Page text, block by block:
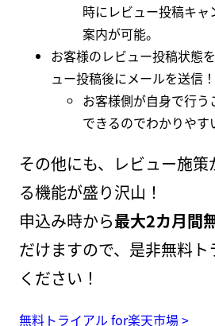
時にレビュー投稿キ
案内が可能。
お客様のレビュー投稿状態
ュー投稿後にメールを送信！
お客様側が自身で行
できるのでわかりやす
その他にも、レビュー施
る機能が盛り沢山！
申込み時から最大2カ月間
だけますので、是非無料
ください！
無料トライアル for楽天市場 >